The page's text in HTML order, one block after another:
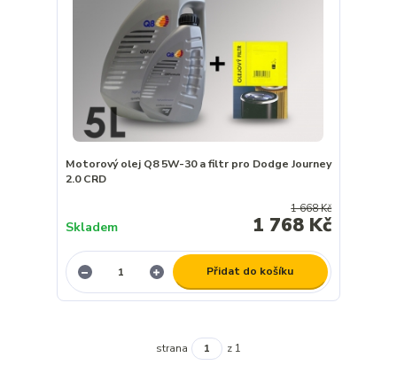
Motorový olej Q8 5W-30 a filtr pro Dodge Journey
2.0 CRD
1 668 Kč
1 768 Kč
Skladem
Přidat do košíku
strana z 1